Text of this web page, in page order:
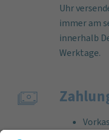
Uhr
immer am
innerhalb
Werktage.